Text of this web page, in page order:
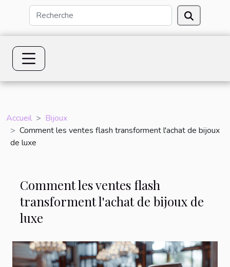
Accueil
Bijoux
Comment les ventes flash transforment l'achat de bijoux
de luxe
Comment les ventes flash
transforment l'achat de bijoux de
luxe